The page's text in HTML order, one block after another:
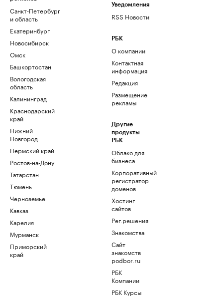
Санкт-Петербург
и область
Екатеринбург
Новосибирск
Омск
Башкортостан
Вологодская
область
Калининград
Краснодарский
край
Нижний
Новгород
Пермский край
Ростов-на-Дону
Татарстан
Тюмень
Черноземье
Кавказ
Карелия
Мурманск
Приморский
край
Уведомления
RSS Новости
РБК
О компании
Контактная
информация
Редакция
Размещение
рекламы
Другие
продукты
РБК
Облако для
бизнеса
Корпоративный
регистратор
доменов
Хостинг
сайтов
Рег.решения
Знакомства
Сайт
знакомств
podbor.ru
РБК
Компании
РБК Курсы